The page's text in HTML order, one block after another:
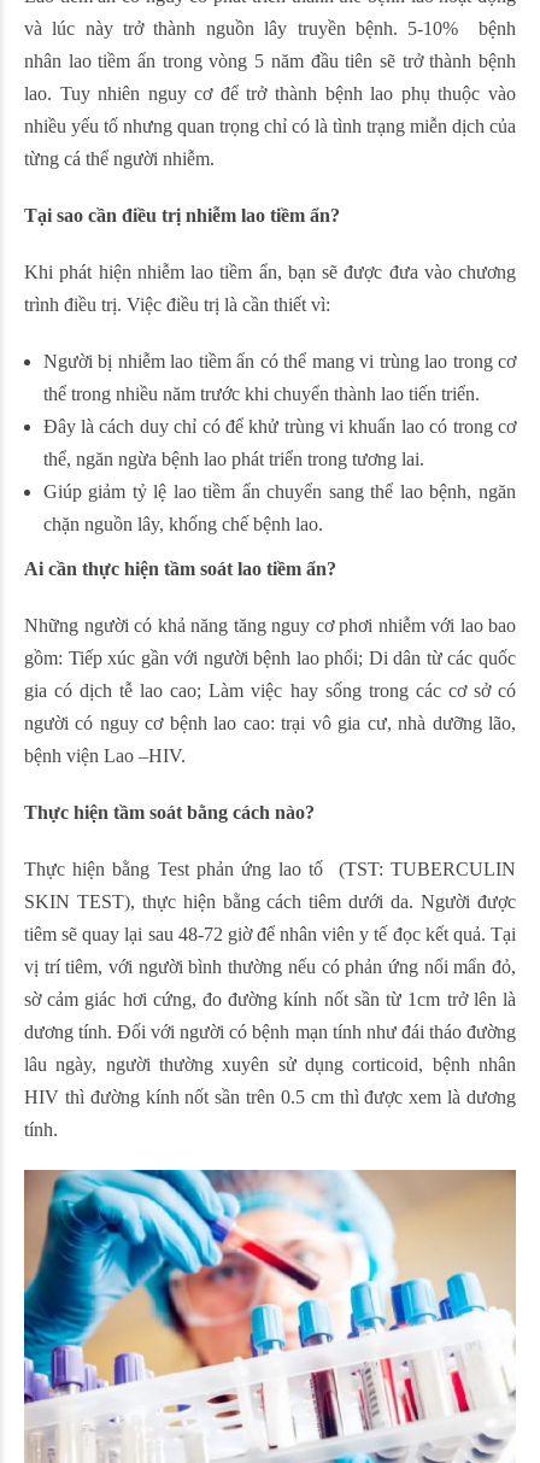
và lúc này trở thành nguồn lây truyền bệnh. 5-10% bệnh
nhân lao tiềm ẩn trong vòng 5 năm đầu tiên sẽ trở thành bệnh
lao. Tuy nhiên nguy cơ để trở thành bệnh lao phụ thuộc vào
nhiều yếu tố nhưng quan trọng chỉ có là tình trạng miễn dịch của
từng cá thể người nhiễm.
Tại sao cần điều trị nhiễm lao tiềm ẩn?
Khi phát hiện nhiễm lao tiềm ẩn, bạn sẽ được đưa vào chương
trình điều trị. Việc điều trị là cần thiết vì:
Người bị nhiễm lao tiềm ẩn có thể mang vi trùng lao trong cơ
thể trong nhiều năm trước khi chuyển thành lao tiến triển.
Đây là cách duy chỉ có để khử trùng vi khuẩn lao có trong cơ
thể, ngăn ngừa bệnh lao phát triển trong tương lai.
Giúp giảm tỷ lệ lao tiềm ẩn chuyển sang thể lao bệnh, ngăn
chặn nguồn lây, khống chế bệnh lao.
Ai cần thực hiện tầm soát lao tiềm ẩn?
Những người có khả năng tăng nguy cơ phơi nhiễm với lao bao
gồm: Tiếp xúc gần với người bệnh lao phổi; Di dân từ các quốc
gia có dịch tễ lao cao; Làm việc hay sống trong các cơ sở có
người có nguy cơ bệnh lao cao: trại vô gia cư, nhà dưỡng lão,
bệnh viện Lao –HIV.
Thực hiện tầm soát bằng cách nào?
Thực hiện bằng Test phản ứng lao tố (TST: TUBERCULIN
SKIN TEST), thực hiện bằng cách tiêm dưới da. Người được
tiêm sẽ quay lại sau 48-72 giờ để nhân viên y tế đọc kết quả. Tại
vị trí tiêm, với người bình thường nếu có phản ứng nổi mẩn đỏ,
sờ cảm giác hơi cứng, đo đường kính nốt sần từ 1cm trở lên là
dương tính. Đối với người có bệnh mạn tính như đái tháo đường
lâu ngày, người thường xuyên sử dụng corticoid, bệnh nhân
HIV thì đường kính nốt sần trên 0.5 cm thì được xem là dương
tính.